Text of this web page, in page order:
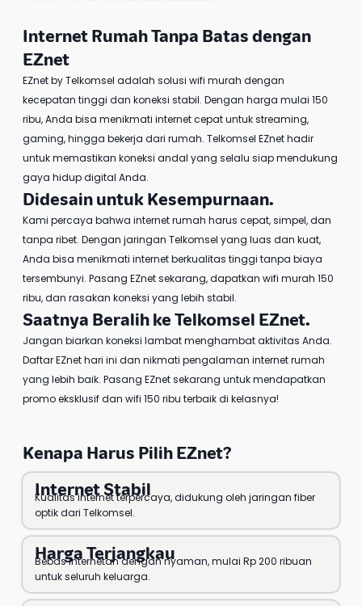
Internet Rumah Tanpa Batas dengan
EZnet
EZnet by Telkomsel adalah solusi wifi murah dengan
kecepatan tinggi dan koneksi stabil. Dengan harga mulai 150
ribu, Anda bisa menikmati internet cepat untuk streaming,
gaming, hingga bekerja dari rumah. Telkomsel EZnet hadir
untuk memastikan koneksi andal yang selalu siap mendukung
gaya hidup digital Anda.
Didesain untuk Kesempurnaan.
Kami percaya bahwa internet rumah harus cepat, simpel, dan
tanpa ribet. Dengan jaringan Telkomsel yang luas dan kuat,
Anda bisa menikmati internet berkualitas tinggi tanpa biaya
tersembunyi. Pasang EZnet sekarang, dapatkan wifi murah 150
ribu, dan rasakan koneksi yang lebih stabil.
Saatnya Beralih ke Telkomsel EZnet.
Jangan biarkan koneksi lambat menghambat aktivitas Anda.
Daftar EZnethari ini dan nikmati pengalaman internet rumah
yang lebih baik. Pasang EZnetsekarang untuk mendapatkan
promo eksklusif dan wifi 150 ribu terbaik di kelasnya!
Kenapa Harus Pilih EZnet?
Internet Stabil
Kualitas internet terpercaya, didukung oleh jaringan fiber
optik dari Telkomsel.
Harga Terjangkau
Bebas internetan dengan nyaman, mulai Rp 200 ribuan
untuk seluruh keluarga.